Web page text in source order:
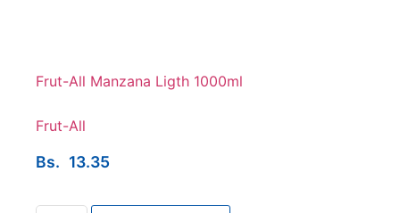
Frut-All Manzana Ligth 1000ml
Frut-All
Bs. 13.35